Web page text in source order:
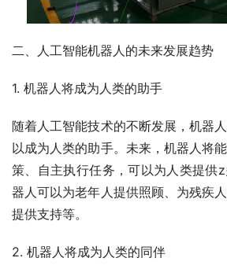
二、人工智能机器人的未来发展趋势
1. 机器人将成为人类的助手
随着人工智能技术的不断发展，机器
以成为人类的助手。未来，机器人将
策、自主执行任务，可以为人类提供
器人可以为老年人提供照顾、为残疾
提供支持等。
2. 机器人将成为人类的同伴